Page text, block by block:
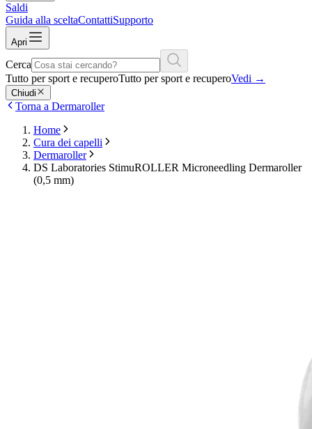
Saldi
Guida alla sceltaContattiSupporto
Apri
Cerca
Tutto per sport e recuperoTutto per sport e recuperoVedi →
Chiudi
Torna a Dermaroller
Home
Cura dei capelli
Dermaroller
DS Laboratories StimuROLLER Microneedling Dermaroller
(0,5 mm)